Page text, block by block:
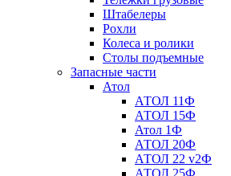
Штабелеры
Рохли
Колеса и ролики
Столы подъемные
Запасные части
Атол
АТОЛ 11Ф
АТОЛ 15Ф
Атол 1Ф
АТОЛ 20Ф
АТОЛ 22 v2Ф
АТОЛ 25Ф